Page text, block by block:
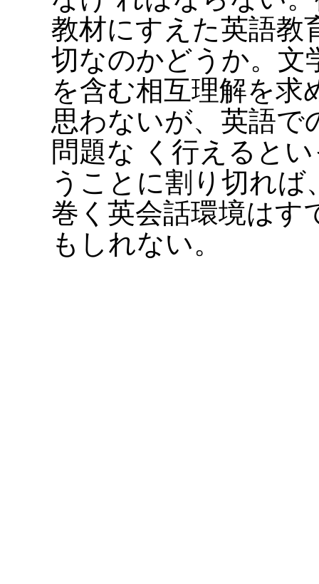
教材にすえた英語教
切なのかどうか。文
を含む相互理解を求
思わないが、英語で
問題な く行えると
うことに割り切れ
巻く英会話環境はす
もしれない。